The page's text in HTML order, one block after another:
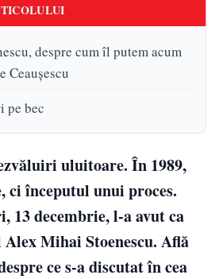
despre cum îl putem acum
Ceaușescu
pe bec
uluitoare. În 1989,
ci începutul unui proces.
13 decembrie, l-a avut ca
Mihai Stoenescu. Află
ce s-a discutat în cea